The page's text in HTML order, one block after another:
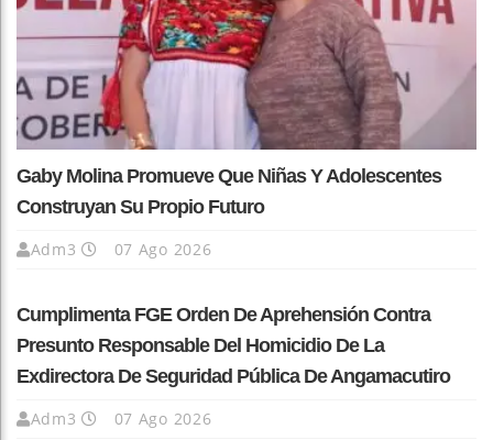
Gaby Molina Promueve Que Niñas Y Adolescentes
Construyan Su Propio Futuro
Adm3 07 Ago 2026
Cumplimenta FGE Orden De Aprehensión Contra
Presunto Responsable Del Homicidio De La
Exdirectora De Seguridad Pública De Angamacutiro
Adm3 07 Ago 2026